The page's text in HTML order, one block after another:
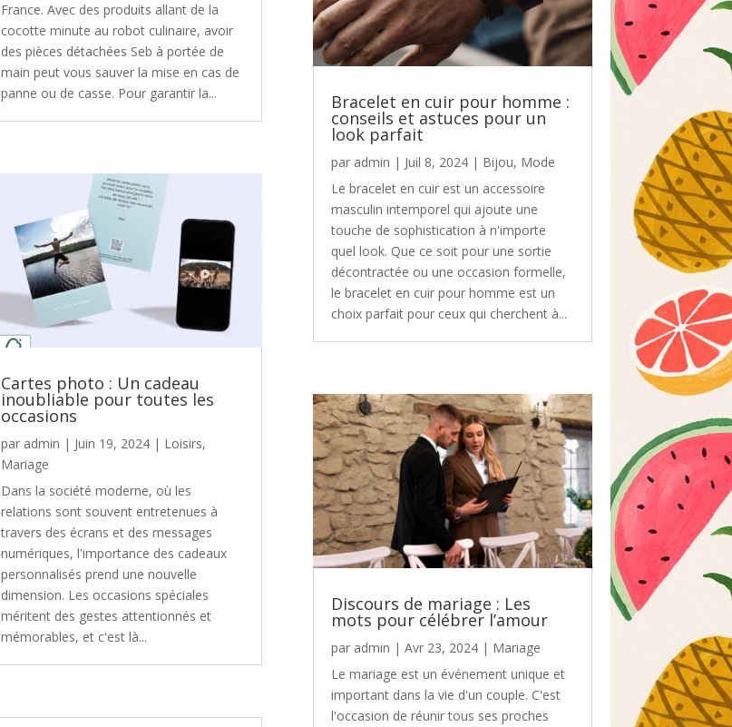
France. Avec des produits allant de la
cocotte minute au robot culinaire, avoir
des pièces détachées Seb à portée de
main peut vous sauver la mise en cas de
panne ou de casse. Pour garantir la...
Cartes photo : Un cadeau
inoubliable pour toutes les
occasions
par admin | Juin 19, 2024 | Loisirs,
Mariage
Dans la société moderne, où les
relations sont souvent entretenues à
travers des écrans et des messages
numériques, l'importance des cadeaux
personnalisés prend une nouvelle
dimension. Les occasions spéciales
méritent des gestes attentionnés et
mémorables, et c'est là...
Bracelet en cuir pour homme :
conseils et astuces pour un
look parfait
par admin | Juil 8, 2024 | Bijou, Mode
Le bracelet en cuir est un accessoire
masculin intemporel qui ajoute une
touche de sophistication à n'importe
quel look. Que ce soit pour une sortie
décontractée ou une occasion formelle,
le bracelet en cuir pour homme est un
choix parfait pour ceux qui cherchent à...
Discours de mariage : Les
mots pour célébrer l’amour
par admin |Avr 23, 2024 | Mariage
Le mariage est un événement unique et
important dans la vie d'un couple. C'est
l'occasion de réunir tous ses proches